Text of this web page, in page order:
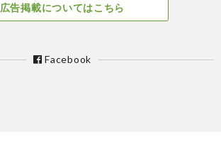
広告掲載についてはこちら
Facebook